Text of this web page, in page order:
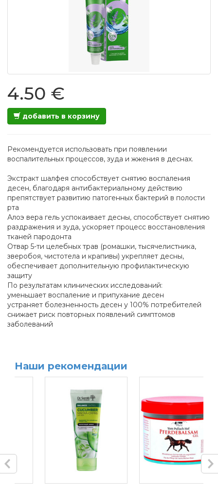
4.50 €
добавить в корзину
Рекомендуется использовать при появлении
воспалительных процессов, зуда и жжения в деснах.
Экстракт шалфея способствует снятию воспаления
десен, благодаря антибактериальному действию
препятствует развитию патогенных бактерий в полости
рта
Алоэ вера гель успокаивает десны, способствует снятию
раздражения и зуда, ускоряет процесс восстановления
тканей пародонта
Отвар 5-ти целебных трав (ромашки, тысячелистника,
зверобоя, чистотела и крапивы) укрепляет десны,
обеспечивает дополнительную профилактическую
защиту
По результатам клинических исследований:
уменьшает воспаление и припухание десен
устраняет болезненность десен у 100% потребителей
снижает риск повторных появлений симптомов
заболеваний
Наши рекомендации